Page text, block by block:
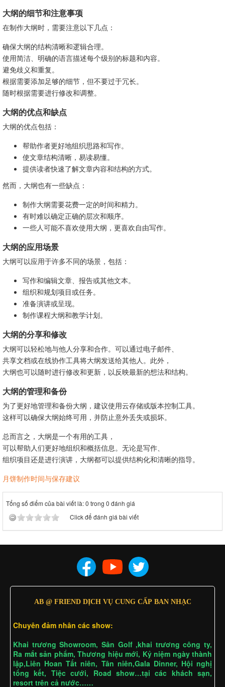
大纲的细节和注意事项
在制作大纲时，需要注意以下几点：
确保大纲的结构清晰和逻辑合理。
使用简洁、明确的语言描述每个级别的标题和内容。
避免歧义和重复。
根据需要添加足够的细节，但不要过于冗长。
随时根据需要进行修改和调整。
大纲的优点和缺点
大纲的优点包括：
帮助作者更好地组织思路和写作。
使文章结构清晰，易读易懂。
提供读者快速了解文章内容和结构的方式。
然而，大纲也有一些缺点：
制作大纲需要花费一定的时间和精力。
有时难以确定正确的层次和顺序。
一些人可能不喜欢使用大纲，更喜欢自由写作。
大纲的应用场景
大纲可以应用于许多不同的场景，包括：
写作和编辑文章、报告或其他文本。
组织和规划项目或任务。
准备演讲或呈现。
制作课程大纲和教学计划。
大纲的分享和修改
大纲可以轻松地与他人分享和合作。可以通过电子邮件、
共享文档或在线协作工具将大纲发送给其他人。此外，
大纲也可以随时进行修改和更新，以反映最新的想法和结构。
大纲的管理和备份
为了更好地管理和备份大纲，建议使用云存储或版本控制工具。
这样可以确保大纲始终可用，并防止意外丢失或损坏。
总而言之，大纲是一个有用的工具，
可以帮助人们更好地组织和概括信息。无论是写作、
组织项目还是进行演讲，大纲都可以提供结构化和清晰的指导。
月饼制作时间与保存建议
Tổng số điểm của bài viết là: 0 trong 0 đánh giá
Click để đánh giá bài viết
AB @ FRIEND DỊCH VỤ CUNG CẤP BAN NHẠC
Chuyên đảm nhân các show:
Khai trương Showroom, Sân Golf ,khai trương công ty,
Ra mắt sản phẩm, Thương hiệu mới, Kỷ niệm ngày thành
lập,Liên Hoan Tất niên, Tân niên,Gala Dinner, Hội nghị
tổng kết, Tiệc cưới, Road show…tại các khách sạn,
resort trên cả nước……